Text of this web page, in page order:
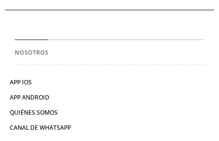
NOSOTROS
APP IOS
APP ANDROID
QUIÉNES SOMOS
CANAL DE WHATSAPP